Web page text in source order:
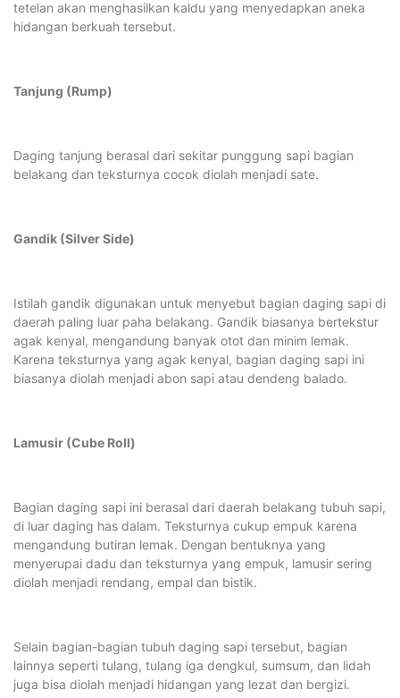
tetelan akan menghasilkan kaldu yang menyedapkan aneka
hidangan berkuah tersebut.
Tanjung (Rump)
Daging tanjung berasal dari sekitar punggung sapi bagian
belakang dan teksturnya cocok diolah menjadi sate.
Gandik (Silver Side)
Istilah gandik digunakan untuk menyebut bagian daging sapi di
daerah paling luar paha belakang. Gandik biasanya bertekstur
agak kenyal, mengandung banyak otot dan minim lemak.
Karena teksturnya yang agak kenyal, bagian daging sapi ini
biasanya diolah menjadi abon sapi atau dendeng balado.
Lamusir (Cube Roll)
Bagian daging sapi ini berasal dari daerah belakang tubuh sapi,
di luar daging has dalam. Teksturnya cukup empuk karena
mengandung butiran lemak. Dengan bentuknya yang
menyerupai dadu dan teksturnya yang empuk, lamusir sering
diolah menjadi rendang, empal dan bistik.
Selain bagian-bagian tubuh daging sapi tersebut, bagian
lainnya seperti tulang, tulang iga dengkul, sumsum, dan lidah
juga bisa diolah menjadi hidangan yang lezat dan bergizi.